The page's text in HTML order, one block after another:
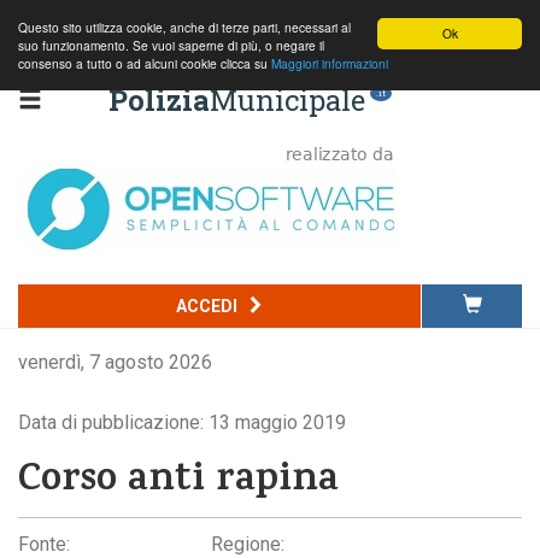
Ok
Questo sito utilizza cookie, anche di terze parti, necessari al
suo funzionamento. Se vuoi saperne di più, o negare il
consenso a tutto o ad alcuni cookie clicca su Maggiori informazioni
PoliziaMunicipale .it
ACCEDI
venerdì, 7 agosto 2026
Data di pubblicazione: 13 maggio 2019
Corso anti rapina
Fonte:
Regione: